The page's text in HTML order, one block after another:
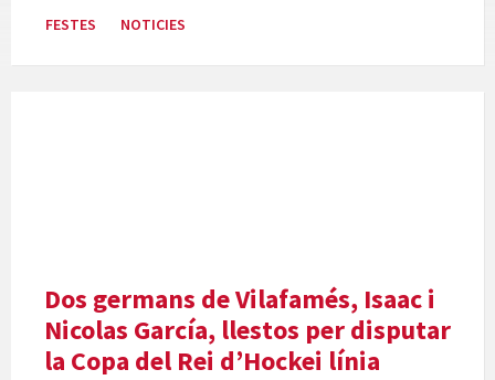
FESTES
NOTICIES
Dos germans de Vilafamés, Isaac i
Nicolas García, llestos per disputar
la Copa del Rei d’Hockei línia